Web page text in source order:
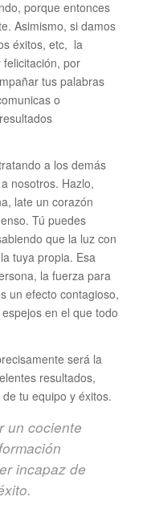
porque entonces
Asimismo, si damos
éxitos, etc, la
por
tus palabras
o
a los demás
nosotros. Hazlo,
late un corazón
Tú puedes
que la luz con
tuya propia. Esa
la fuerza para
un efecto contagioso,
en el que todo
será la
resultados,
tu equipo y éxitos.
un cociente
incapaz de